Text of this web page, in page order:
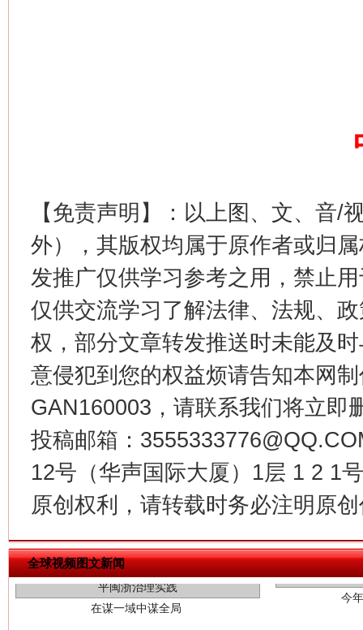
【免责声明】：以上图、文、音/
外），其版权均属于原作者或归
发推广仅供学习参考之用，禁止
仅供交流学习了解法律、法规、
权，部分文章转发推送时未能及
意侵犯到您的权益烦请告知本网
GAN160003，请联系我们将立即
投稿邮箱：
12号（华声国际大厦）1层 1 2 1
原创权利，请转载时务必注明原
全球视频图文新闻
这是一记警钟！ 谢
在谋一域中谋全局
今